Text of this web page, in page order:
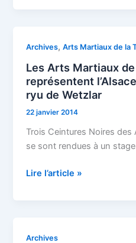
Archives,Arts Martiaux de la
Les Arts Martiaux
représentent
ryu de Wetzlar
22 janvier 2014
Trois Ceintures Noires des
se sont rendues à un
Les
Martiaux
de
la
Thur
représentent
l’Alsace
stage
Lire l’article »
Archives
Le